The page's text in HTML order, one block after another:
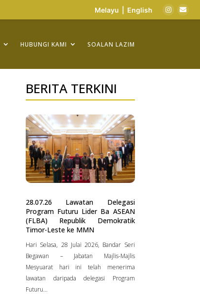
Melayu English
HUBUNGI KAMI SOALAN LAZIM
BERITA TERKINI
28.07.26 Lawatan Delegasi
Program Futuru Lider Ba ASEAN
(FLBA) Republik Demokratik
Timor-Leste ke MMN
Hari Selasa, 28 Julai 2026, Bandar Seri
Begawan – Jabatan Majlis-Majlis
Mesyuarat hari ini telah menerima
lawatan daripada delegasi Program
Futuru...